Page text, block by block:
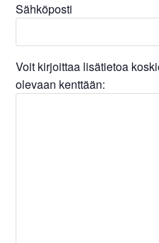
Sähköposti
Voit kirjoittaa lisätietoa
olevaan kenttään: